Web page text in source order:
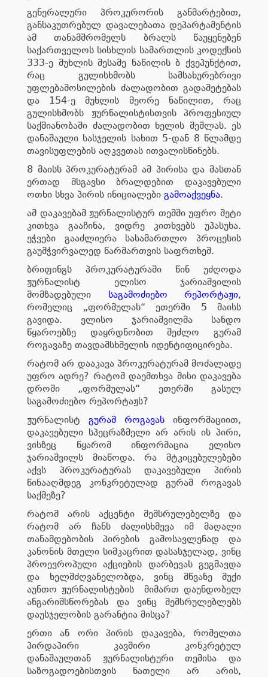
გენერალური პროკურორის განმარტებით,
განსაკუთრებულ დავალებათა დეპარტამენტის
ამ თანამშრომელს ბრალს წაუყენებენ
საქართველოს სისხლის სამართლის კოდექსის
333-ე მუხლის მესამე ნაწილის ბ ქვეპუნქტით,
რაც გულისხმობს სამსახურებრივი
უფლებამოსილების ძალადობით გადამეტებას
და 154-ე მუხლის მეორე ნაწილით, რაც
გულისხმობს ჟურნალისტისთვის პროფესიულ
საქმიანობაში ძალადობით ხელის შეშლას. ეს
დანაშაული სასჯელის სახით 5-დან 8 წლამდე
თავისუფლების აღკვეთას ითვალისწინებს.
8 მაისს პროკურატურამ ამ პირისა და მასთან
ერთად მსგავსი ბრალდებით დაკავებული
ოთხი სხვა პირის ინიციალები გამოაქვეყნა.
ამ დაკავებამ ჟურნალისტურ თემში უფრო მეტი
კითხვა გააჩინა, ვიდრე კითხვებს უპასუხა.
ეჭვები გააძლიერა სასამართლო პროცესის
გაუმჭვირვალედ წარმართვის საფრთხემ.
ბრიფინგს პროკურატურაში წინ უძღოდა
ჟურნალისტ ელისო ჯარიაშვილის
მომზადებული საგამოძიებო რეპორტაჟი,
რომელიც „ფორმულას“ ეთერში 5 მაისს
გავიდა. ელისო ჯარიაშვილმა სანდო
წყაროებზე დაყრდნობით შეძლო გურამ
როგავაზე თავდამსხმელის იდენტიფიცირება.
რატომ არ დააკავა პროკურატურამ მოძალადე
უფრო ადრე? რატომ დაემთხვა მისი დაკავება
დროში „ფორმულას“ ეთერში გასულ
საგამოძიებო რეპორტაჟს?
ჟურნალისტ გურამ როგავას ინფორმაციით,
დაკავებული სპეცრაზმელი არ არის ის პირი,
ვისზეც წყარომ ინფორმაცია ელისო
ჯარიაშვილს მიაწოდა. რა მტკიცებულებები
აქვს პროკურატურას დაკავებული პირის
წინააღმდეგ კონკრეტულად გურამ როგავას
საქმეზე?
რატომ არის აქცენტი შემსრულებელზე და
რატომ არ ჩანს ძალისხმევა იმ მაღალი
თანამდებობის პირების გამოსავლენად და
კანონის მთელი სიმკაცრით დასასჯელად, ვინც
პროევროპული აქციების დარბევას გეგმავდა
და ხელმძღვანელობდა, ვინც მწვანე შუქი
აუნთო ჟურნალისტების მიმართ დაუნდობელ
ანგარიშსწორებას და ვინც შემსრულებლებს
დაუსჯელობის გარანტია მისცა?
ერთი ან ორი პირის დაკავება, რომელთა
პირდაპირი კავშირი კონკრეტულ
დანაშაულთან ჟურნალისტური თემისა და
საზოგადოებისთვის ნათელი არ არის,